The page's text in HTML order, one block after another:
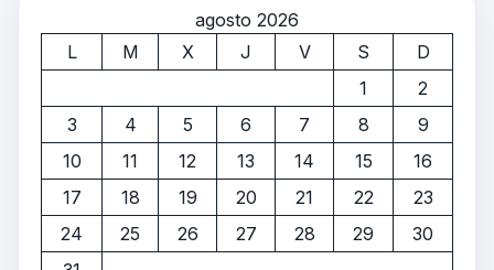
agosto 2026
L
M X J V S
D
1
2
3
4 5 6 7 8
9
10
11 12 13 14 15
16
17
18 19 20 21 22
23
24
25 26 27 28 29
30